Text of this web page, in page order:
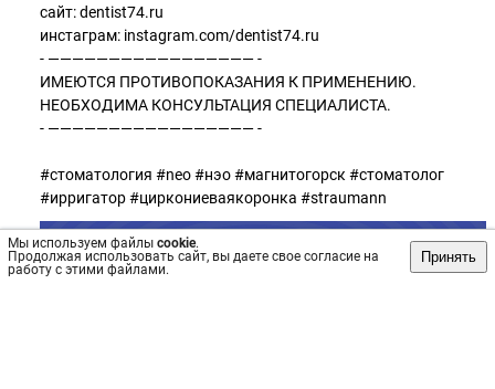
Мы используем файлы cookie.
Продолжая использовать сайт, вы даете свое согласие на
работу с этими файлами.
Принять
сайт: dentist74.ru
инстаграм: instagram.com/dentist74.ru
- ————————————————— -
ИМЕЮТСЯ ПРОТИВОПОКАЗАНИЯ К ПРИМЕНЕНИЮ.
НЕОБХОДИМА КОНСУЛЬТАЦИЯ СПЕЦИАЛИСТА.
- ————————————————— -
#стоматология #neo #нэо #магнитогорск #стоматолог
#ирригатор #циркониеваякоронка #straumann